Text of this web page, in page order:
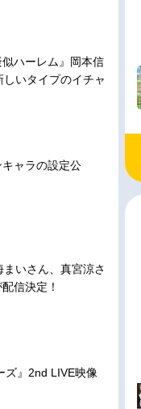
ハーレム』岡本信
いタイプのイチャ
キャラの設定公
いさん、真宮涼さ
信決定！
ズ』2nd LIVE映像